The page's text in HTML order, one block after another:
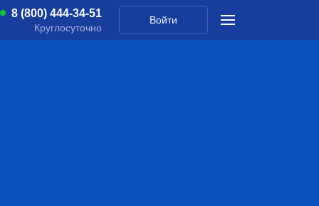
8 (800) 444-34-51
Круглосуточно
Войти